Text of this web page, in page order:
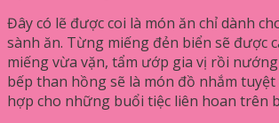
Đây có lẽ được coi là món ăn chỉ dành
sành ăn. Từng miếng đẻn biển sẽ được
miếng vừa vặn, tẩm ướp gia vị rồi
bếp than hồng sẽ là món đồ nhắm
hợp cho những buổi tiệc liên hoan trên